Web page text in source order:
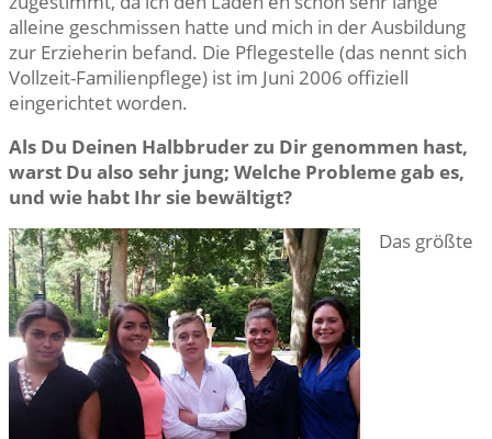
alleine geschmissen hatte und mich in der Ausbildung
zur Erzieherin befand. Die Pflegestelle (das nennt sich
Vollzeit-Familienpflege) ist im Juni 2006 offiziell
eingerichtet worden.
Als Du Deinen Halbbruder zu Dir genommen hast,
warst Du also sehr jung; Welche Probleme gab es,
und wie habt Ihr sie bewältigt?
Das größte